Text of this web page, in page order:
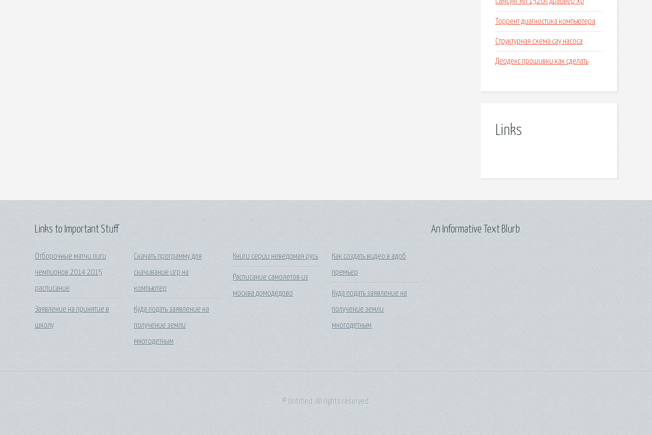
Торрент диагностика компьютера
Структурная схема сау насоса
Деодекс прошивки как сделать
Links
Links to Important Stuff
Отборочные матчи лиги
чемпионов 2014 2015
расписание
Заявление на принятие в
школу
Скачать программу для
скачивание игр на
компьютер
Куда подать заявление на
получение земли
многодетным
Книги серии неведомая русь
Расписание самолетов из
москва домодедово
Как создать видео в адоб
премьер
Куда подать заявление на
получение земли
многодетным
An Informative Text Blurb
© Untitled. All rights reserved.